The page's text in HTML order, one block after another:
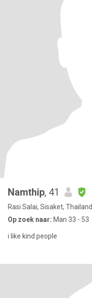
Namthip, 41
Rasi Salai, Sisaket, Thailand
Op zoek naar: Man 33 - 53
i like kind people